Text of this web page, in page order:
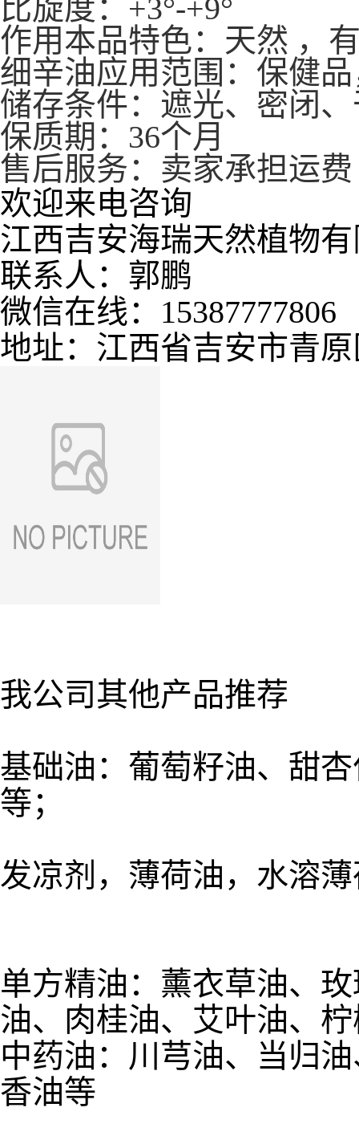
比旋度：+3°-+9°
作用本品特色：天然 ，
细辛油应用范围：保健
储存条件：遮光、密闭
保质期：36个月
售后服务：卖家承担运
欢迎来电咨询
江西吉安海瑞天然植物
联系人：郭鹏
微信在线：15387777806
地址：江西省吉安市青
我公司其他产品推荐
基础油：葡萄籽油、甜
等；
发凉剂，薄荷油，水溶
单方精油：薰衣草油、
油、肉桂油、艾叶油、
中药油：川芎油、当归
香油等